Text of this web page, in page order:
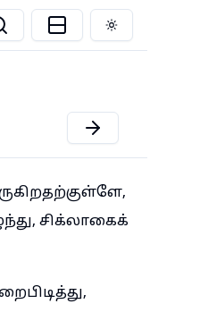
Toggle theme
சிக்லாகைக்